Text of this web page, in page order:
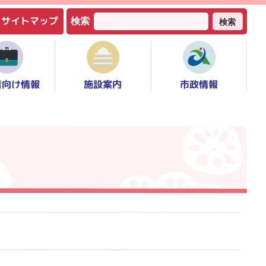
サイトマップ 検索 検索
け情報 施設案内 市政情報